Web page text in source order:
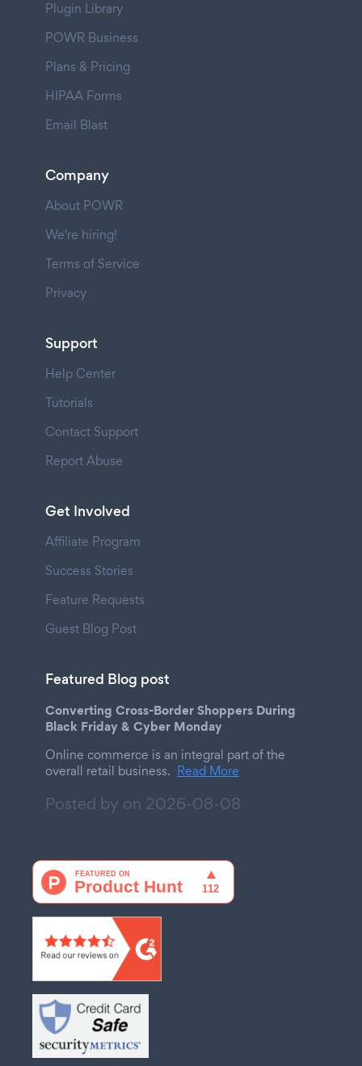
Plugin Library
POWR Business
Plans & Pricing
HIPAA Forms
Email Blast
Company
About POWR
We're hiring!
Terms of Service
Privacy
Support
Help Center
Tutorials
Contact Support
Report Abuse
Get Involved
Affiliate Program
Success Stories
Feature Requests
Guest Blog Post
Featured Blog post
Converting Cross-Border Shoppers During
Black Friday & Cyber Monday
Online commerce is an integral part of the
overall retail business. Read More
Posted by on 2026-08-08